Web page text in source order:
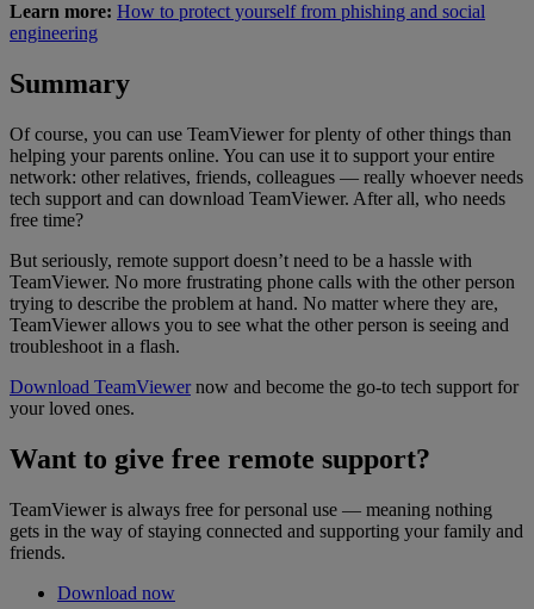
Learn more: How to protect yourself from phishing and social
engineering
Summary
Of course, you can use TeamViewer for plenty of other things than
helping your parents online. You can use it to support your entire
network: other relatives, friends, colleagues — really whoever needs
tech support and can download TeamViewer. After all, who needs
free time?
But seriously, remote support doesn’t need to be a hassle with
TeamViewer. No more frustrating phone calls with the other person
trying to describe the problem at hand. No matter where they are,
TeamViewer allows you to see what the other person is seeing and
troubleshoot in a flash.
Download TeamViewernow and become the go-to tech support for
your loved ones.
Want to give free remote support?
TeamViewer is always free for personal use — meaning nothing
gets in the way of staying connected and supporting your family and
friends.
Download now